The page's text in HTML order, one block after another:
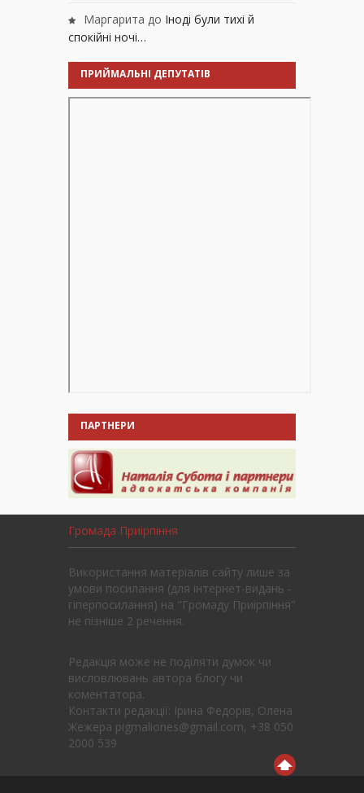
Маргарита до Іноді були тихі й
спокійні ночі…
ПРИЙМАЛЬНІ ДЕПУТАТІВ
ПАРТНЕРИ
Громада Приірпіння
Використання матеріалів сайту лише за
умови посилання (для інтернет-видань -
гіперпосилання) на "Громаду Приірпіння"
не пізніше 2 речення.
Редакція може не поділяти думок чи
висловлювань автора блогу чи
коментатора.
Контакти редакції: Ірина Федорів, Олена
Жежера pigmaliones@gmail.com, +38 050
2000 539